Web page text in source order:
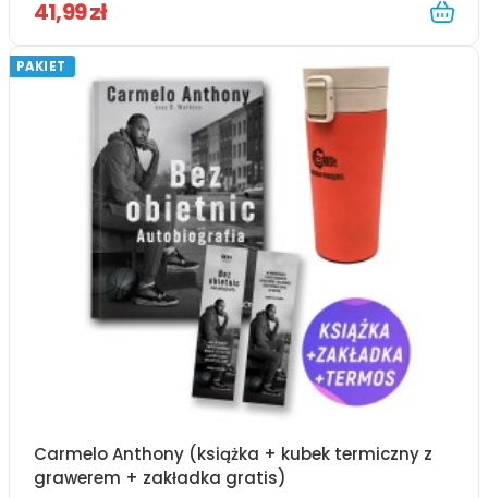
41,99 zł
PAKIET
Carmelo Anthony (książka + kubek termiczny z
grawerem + zakładka gratis)